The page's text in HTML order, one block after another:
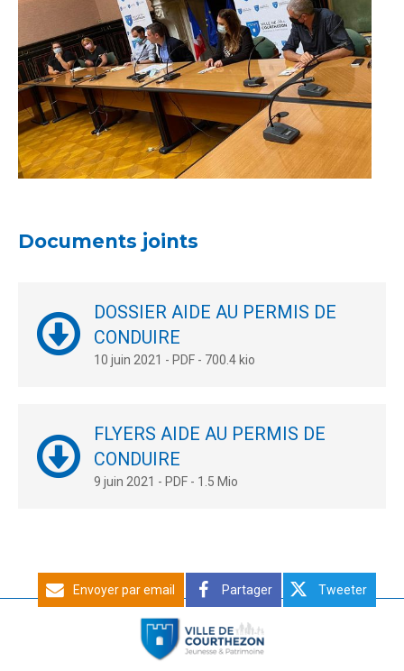
Documents joints
DOSSIER AIDE AU PERMIS DE
CONDUIRE
10 juin 2021 - PDF - 700.4 kio
FLYERS AIDE AU PERMIS DE
CONDUIRE
9 juin 2021 - PDF - 1.5 Mio
Envoyer par email Partager Tweeter